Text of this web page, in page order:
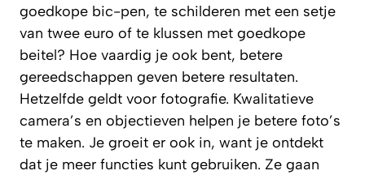
goedkope bic-pen, te schilderen met een setje
van twee euro of te klussen met goedkope
beitel? Hoe vaardig je ook bent, betere
gereedschappen geven betere resultaten.
Hetzelfde geldt voor fotografie. Kwalitatieve
camera’s en objectieven helpen je betere foto’s
te maken. Je groeit er ook in, want je ontdekt
dat je meer functies kunt gebruiken. Ze gaan